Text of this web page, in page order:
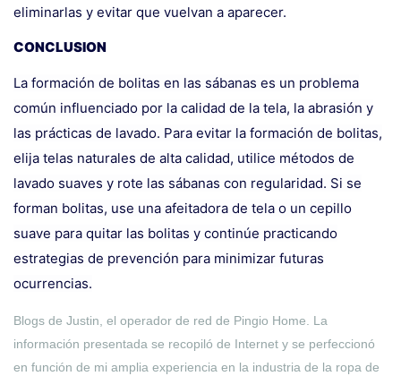
eliminarlas y evitar que vuelvan a aparecer.
CONCLUSION
La formación de bolitas en las sábanas es un problema
común influenciado por la calidad de la tela, la abrasión y
las prácticas de lavado. Para evitar la formación de bolitas,
elija telas naturales de alta calidad, utilice métodos de
lavado suaves y rote las sábanas con regularidad. Si se
forman bolitas, use una afeitadora de tela o un cepillo
suave para quitar las bolitas y continúe practicando
estrategias de prevención para minimizar futuras
ocurrencias.
Blogs de Justin, el operador de red de Pingio Home. La
información presentada se recopiló de Internet y se perfeccionó
en función de mi amplia experiencia en la industria de la ropa de